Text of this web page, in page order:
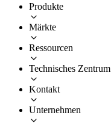
Produkte
Märkte
Ressourcen
Technisches Zentrum
Kontakt
Unternehmen